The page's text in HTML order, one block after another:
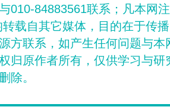
010-84883561联系；凡本网
转载自其它媒体，目的在于传
方联系，如产生任何问题与
归原作者所有，仅供学习与
除。